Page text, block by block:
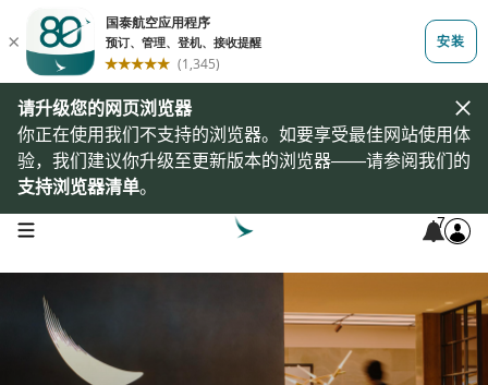
请升级您的网页浏览器
你正在使用我们不支持的浏览器。如要享受最佳网站使用体
验，我们建议你升级至更新版本的浏览器——请参阅我们的
支持浏览器清单。
open navigation menu 7